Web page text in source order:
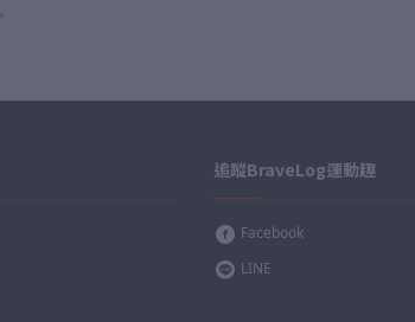
追蹤BraveLog運動趣
Facebook
LINE